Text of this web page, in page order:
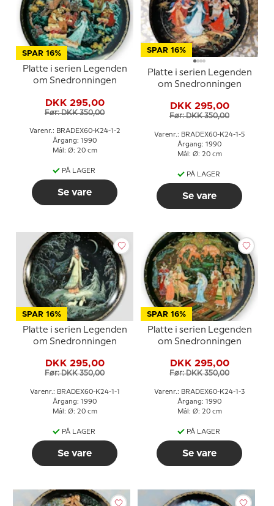
SPAR 16%
Platte i serien Legenden
om Snedronningen
DKK 295,00
Før: DKK 350,00
Varenr.: BRADEX60-K24-1-2
Årgang: 1990
Mål: Ø: 20 cm
PÅ LAGER
Se vare
SPAR 16%
Platte i serien Legenden
om Snedronningen
DKK 295,00
Før: DKK 350,00
Varenr.: BRADEX60-K24-1-5
Årgang: 1990
Mål: Ø: 20 cm
PÅ LAGER
Se vare
SPAR 16%
Platte i serien Legenden
om Snedronningen
DKK 295,00
Før: DKK 350,00
Varenr.: BRADEX60-K24-1-1
Årgang: 1990
Mål: Ø: 20 cm
PÅ LAGER
Se vare
SPAR 16%
Platte i serien Legenden
om Snedronningen
DKK 295,00
Før: DKK 350,00
Varenr.: BRADEX60-K24-1-3
Årgang: 1990
Mål: Ø: 20 cm
PÅ LAGER
Se vare